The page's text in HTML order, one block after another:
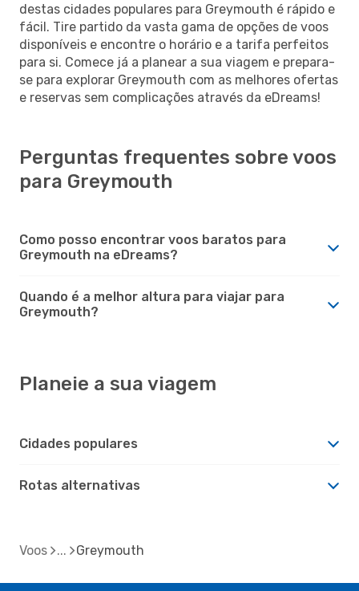
destas cidades populares para Greymouth é rápido e
fácil. Tire partido da vasta gama de opções de voos
disponíveis e encontre o horário e a tarifa perfeitos
para si. Comece já a planear a sua viagem e prepara-
se para explorar Greymouth com as melhores ofertas
e reservas sem complicações através da eDreams!
Perguntas frequentes sobre voos
para Greymouth
Como posso encontrar voos baratos para
Greymouth na eDreams?
Quando é a melhor altura para viajar para
Greymouth?
Planeie a sua viagem
Cidades populares
Rotas alternativas
Voos Greymouth